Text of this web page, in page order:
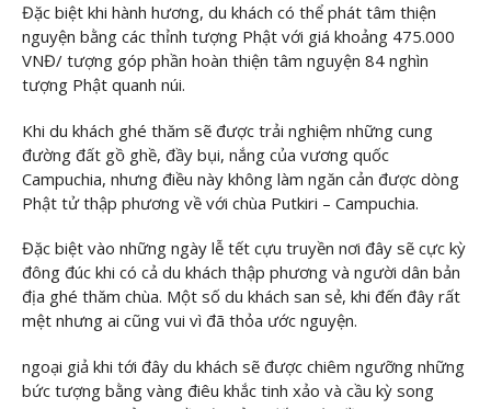
Đặc biệt khi hành hương, du khách có thể phát tâm thiện
nguyện bằng các thỉnh tượng Phật với giá khoảng 475.000
VNĐ/ tượng góp phần hoàn thiện tâm nguyện 84 nghìn
tượng Phật quanh núi.
Khi du khách ghé thăm sẽ được trải nghiệm những cung
đường đất gồ ghề, đầy bụi, nắng của vương quốc
Campuchia, nhưng điều này không làm ngăn cản được dòng
Phật tử thập phương về với chùa Putkiri – Campuchia.
Đặc biệt vào những ngày lễ tết cựu truyền nơi đây sẽ cực kỳ
đông đúc khi có cả du khách thập phương và người dân bản
địa ghé thăm chùa. Một số du khách san sẻ, khi đến đây rất
mệt nhưng ai cũng vui vì đã thỏa ước nguyện.
ngoại giả khi tới đây du khách sẽ được chiêm ngưỡng những
bức tượng bằng vàng điêu khắc tinh xảo và cầu kỳ song